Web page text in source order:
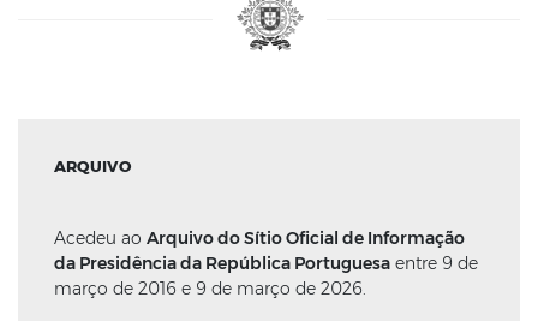
ARQUIVO
Acedeu ao Arquivo do Sítio Oficial de Informação
da Presidência da República Portuguesa entre 9 de
março de 2016 e 9 de março de 2026.